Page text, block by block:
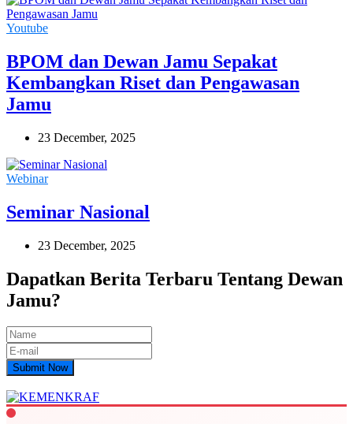
Youtube
BPOM dan Dewan Jamu Sepakat
Kembangkan Riset dan Pengawasan
Jamu
23 December, 2025
Webinar
Seminar Nasional
23 December, 2025
Dapatkan Berita Terbaru Tentang Dewan
Jamu?
Submit Now